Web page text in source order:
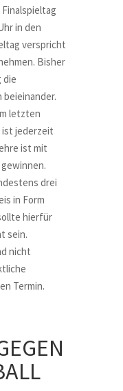
in den
verspricht
Bisher
die
letzten
jederzeit
ist mit
drei
in Form
hierfür
sein.
nicht
Termin.